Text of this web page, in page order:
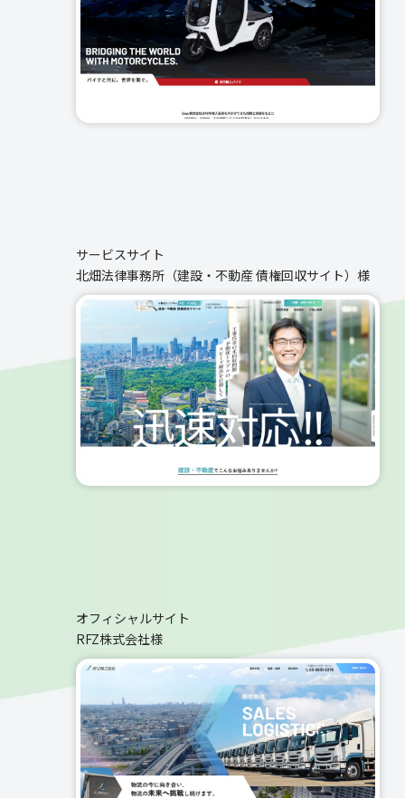
サービスサイト
北畑法律事務所（建設・不動産 債権回収サイト）様
オフィシャルサイト
RFZ株式会社様